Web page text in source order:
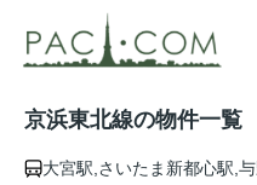
京浜東北線の物件一覧